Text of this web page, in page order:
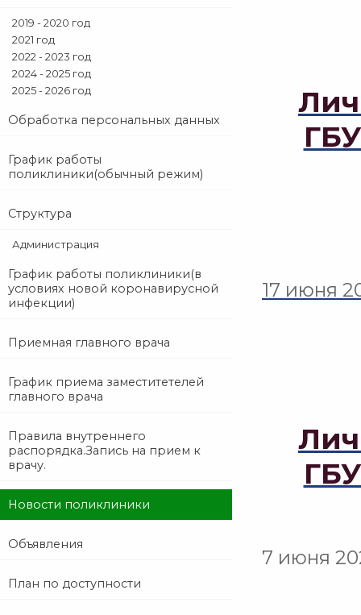
2019 - 2020 год
2021 год
2022 - 2023 год
2024 - 2025 год
2025 - 2026 год
Обработка персональных данных
График работы
поликлиники(обычный режим)
Структура
Администрация
График работы поликлиники(в
условиях новой коронавирусной
инфекции)
Приемная главного врача
График приема заместитетелей
главного врача
Правила внутреннего
распорядка.Запись на прием к
врачу.
Новости поликлиники
Объявления
План по доступности
17 июня
7 июня